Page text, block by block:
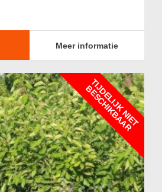
Meer informatie
T
I
J
D
E
L
I
J
K
N
I
E
T
B
E
S
C
H
I
K
B
A
A
R